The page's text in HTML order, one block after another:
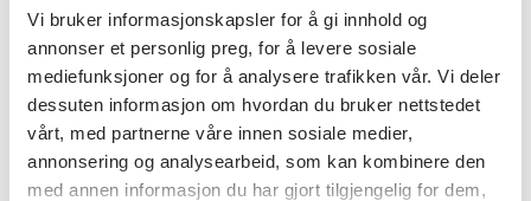
Vi bruker informasjonskapsler for å gi innhold og
annonser et personlig preg, for å levere sosiale
mediefunksjoner og for å analysere trafikken vår. Vi deler
dessuten informasjon om hvordan du bruker nettstedet
vårt, med partnerne våre innen sosiale medier,
annonsering og analysearbeid, som kan kombinere den
med annen informasjon du har gjort tilgjengelig for dem,